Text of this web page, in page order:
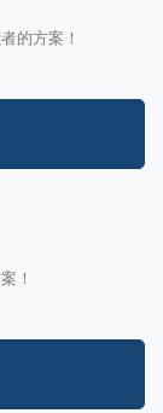
的方案！
！